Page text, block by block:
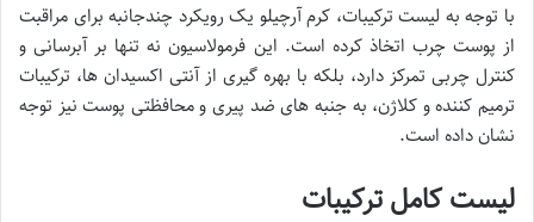
با توجه به لیست ترکیبات، کرم آرچیلو یک رویکرد چندجانبه برای مراقبت
از پوست چرب اتخاذ کرده است. این فرمولاسیون نه تنها بر آبرسانی و
کنترل چربی تمرکز دارد، بلکه با بهره گیری از آنتی اکسیدان ها، ترکیبات
ترمیم کننده و کلاژن، به جنبه های ضد پیری و محافظتی پوست نیز توجه
نشان داده است.
لیست کامل ترکیبات